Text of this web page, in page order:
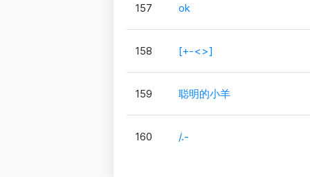
157 ok
158 [+-<>]
159 聪明的小羊
160 /.-